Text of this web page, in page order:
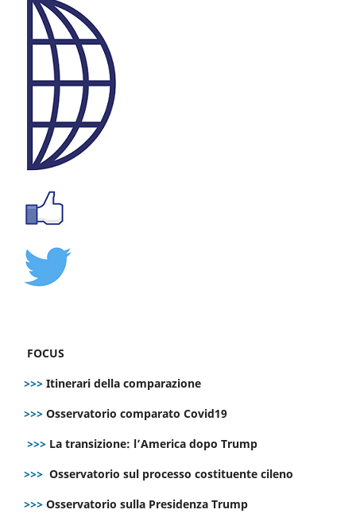
FOCUS
>>> Itinerari della comparazione
>>> Osservatorio comparato Covid19
>>> La transizione: l’America dopo Trump
>>> Osservatorio sul processo costituente cileno
>>> Osservatorio sulla Presidenza Trump